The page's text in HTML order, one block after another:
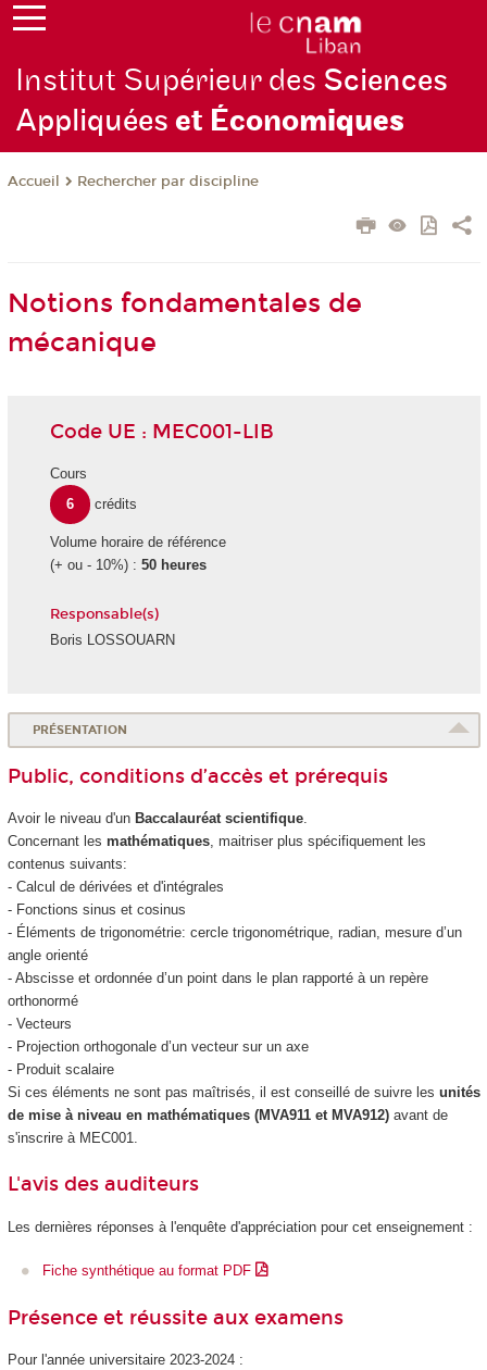
Institut Supérieur des Sciences
Appliquéeset Économiques
Accueil Rechercher par discipline
Notions fondamentales de
mécanique
Code UE : MEC001-LIB
Cours
6
crédits
Volume horaire de référence
(+ ou - 10%) : 50 heures
Responsable(s)
Boris LOSSOUARN
PRÉSENTATION
Public, conditions d’accès et prérequis
Avoir le niveau d'un Baccalauréat scientifique.
Concernant les mathématiques, maitriser plus spécifiquement les
contenus suivants:
- Calcul de dérivées et d'intégrales
- Fonctions sinus et cosinus
- Éléments de trigonométrie: cercle trigonométrique, radian, mesure d’un
angle orienté
- Abscisse et ordonnée d’un point dans le plan rapporté à un repère
orthonormé
- Vecteurs
- Projection orthogonale d’un vecteur sur un axe
- Produit scalaire
Si ces éléments ne sont pas maîtrisés, il est conseillé de suivre les unités
de mise à niveau en mathématiques (MVA911 et MVA912)avant de
s'inscrire à MEC001.
L'avis des auditeurs
Les dernières réponses à l'enquête d'appréciation pour cet enseignement :
Fiche synthétique au format PDF
Présence et réussite aux examens
Pour l'année universitaire 2023-2024 :